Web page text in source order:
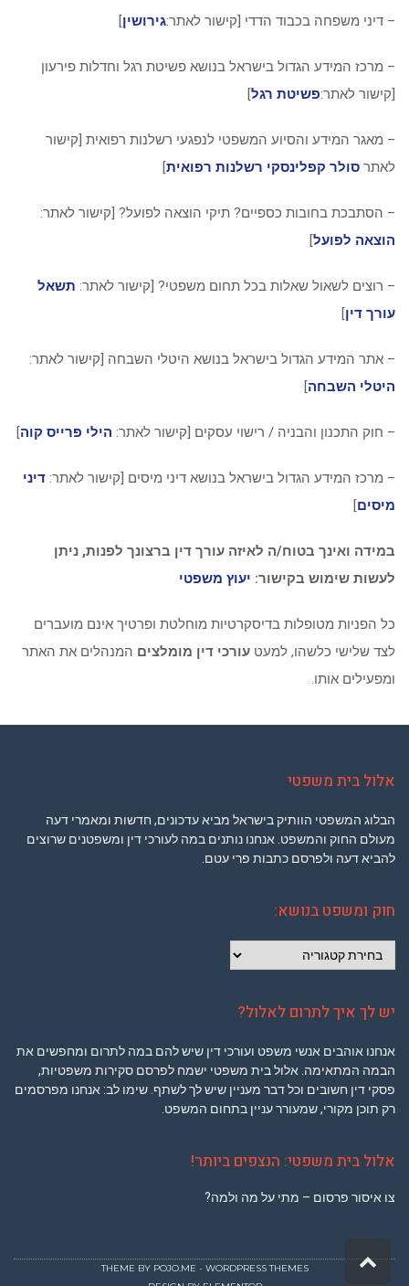
– דיני משפחה בכבוד הדדי [קישור לאתר:גירושין]
– מרכז המידע הגדול בישראל בנושא פשיטת רגל וחדלות פירעון
[קישור לאתר:פשיטת רגל]
– מאגר המידע והסיוע המשפטי לנפגעי רשלנות רפואית [קישור
לאתר סולר קפלינסקי רשלנות רפואית]
– הסתבכת בחובות כספיים? תיקי הוצאה לפועל? [קישור לאתר:
הוצאה לפועל]
– רוצים לשאול שאלות בכל תחום משפטי? [קישור לאתר: תשאל
עורך דין]
– אתר המידע הגדול בישראל בנושא היטלי השבחה [קישור לאתר:
היטלי השבחה]
– חוק התכנון והבניה / רישוי עסקים [קישור לאתר: הילי פרייס קוה]
– מרכז המידע הגדול בישראל בנושא דיני מיסים [קישור לאתר: דיני
מיסים]
במידה ואינך בטוח/ה לאיזה עורך דין ברצונך לפנות, ניתן
לעשות שימוש בקישור: יעוץ משפטי
כל הפניות מטופלות בדיסקרטיות מוחלטת ופרטיך אינם מועברים
לצד שלישי כלשהו, למעט עורכי דין מומלצים המנהלים את האתר
ומפעילים אותו.
אלול בית משפטי
הבלוג המשפטי הוותיק בישראל מביא עדכונים, חדשות ומאמרי דעה
מעולם החוק והמשפט. אנחנו נותנים במה לעורכי דין ומשפטנים שרוצים
להביא דעה ולפרסם כתבות פרי עטם.
חוק ומשפט בנושא:
ומשפט
יש לך איך לתרום לאלול?
אנחנו אוהבים אנשי משפט ועורכי דין שיש להם במה לתרום ומחפשים את
הבמה המתאימה. אלול בית משפטי ישמח לפרסם סקירות משפטיות,
פסקי דין חשובים וכל דבר מעניין שיש לך לשתף. שימו לב: אנחנו מפרסמים
רק תוכן מקורי, שמעורר עניין בתחום המשפט.
אלול בית משפטי: הנצפים ביותר!
צו איסור פרסום – מתי על מה ולמה?
THEME BY POJO.ME - WORDPRESS THEMES
גלילה